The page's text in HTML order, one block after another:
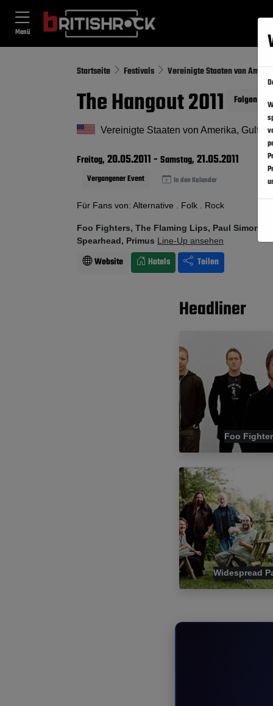
Menü
Startseite Festivals Vereinigte Staaten von
The Hangout 2011 Folgen
Vereinigte Staaten von Amerika, Gulf
Freitag, 20.05.2011- Samstag, 21.05.2011
Vergangener Event In den Kalender
Für Fans von: Alternative . Folk . Rock
Foo Fighters, The Flaming Lips, Paul Simon,
Spearhead, Primus Line-Up ansehen
Website Hotels Teilen
Headliner
Foo
Widespread